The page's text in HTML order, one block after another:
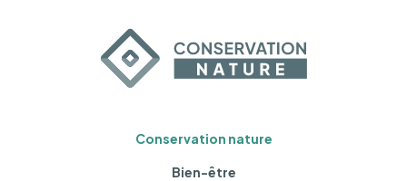
Conservation nature
Bien-être